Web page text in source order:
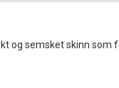
og semsket skinn